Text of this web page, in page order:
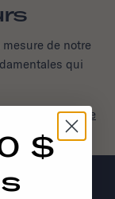
de notre
qui
notrepage
$